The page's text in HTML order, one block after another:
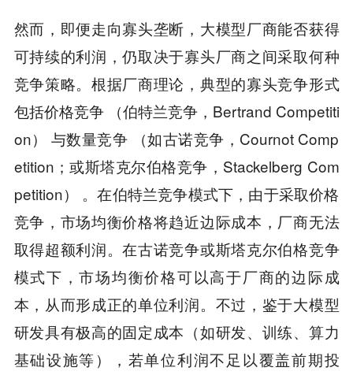
然而，即便走向寡头垄断，大模型厂商能否获得
可持续的利润，仍取决于寡头厂商之间采取何种
竞争策略。根据厂商理论，典型的寡头竞争形式
包括价格竞争 （伯特兰竞争，Bertrand Competiti
on） 与数量竞争 （如古诺竞争，Cournot Comp
etition；或斯塔克尔伯格竞争，Stackelberg Com
petition） 。在伯特兰竞争模式下，由于采取价格
竞争，市场均衡价格将趋近边际成本，厂商无法
取得超额利润。在古诺竞争或斯塔克尔伯格竞争
模式下，市场均衡价格可以高于厂商的边际成
本，从而形成正的单位利润。不过，鉴于大模型
研发具有极高的固定成本（如研发、训练、算力
基础设施等），若单位利润不足以覆盖前期投